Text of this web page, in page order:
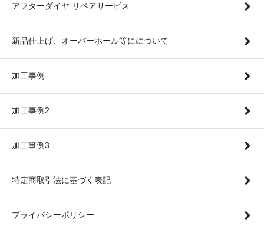
アフターダイヤ リペアサービス
新品仕上げ、オーバーホール等にについて
加工事例
加工事例2
加工事例3
特定商取引法に基づく表記
プライバシーポリシー